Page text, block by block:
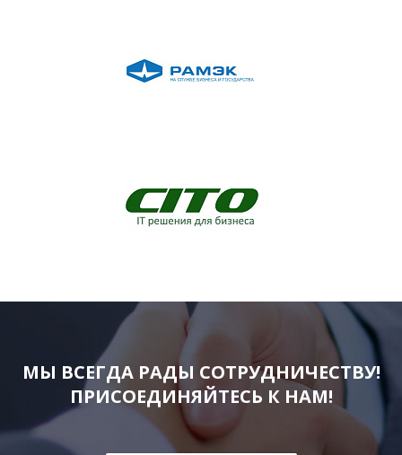
МЫ ВСЕГДА РАДЫ СОТРУДНИЧЕСТВУ!
ПРИСОЕДИНЯЙТЕСЬ К НАМ!